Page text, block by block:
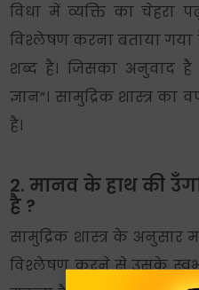
विधा में व्यक्ति का चेहरा
विश्लेषण करना बताया गया
शब्द है। जिसका अनुवाद
ज्ञान”। सामुद्रिक शास्त्र
है।
2. मानव के हाथ की
है ?
सामुद्रिक शास्त्र के
विश्लेषण करने से उसके